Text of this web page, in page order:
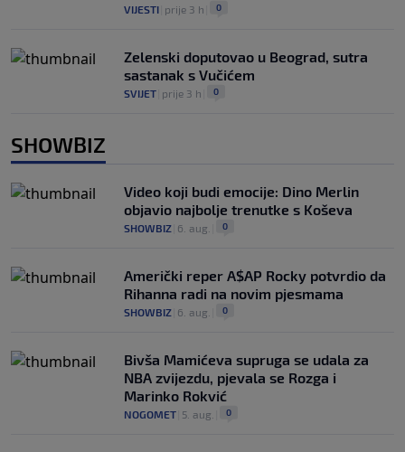
VIJESTI prije 3 h 0
Zelenski doputovao u Beograd, sutra
sastanak s Vučićem
SVIJET prije 3 h 0
SHOWBIZ
Video koji budi emocije: Dino Merlin
objavio najbolje trenutke s Koševa
SHOWBIZ 6. aug. 0
Američki reper A$AP Rocky potvrdio da
Rihanna radi na novim pjesmama
SHOWBIZ 6. aug. 0
Bivša Mamićeva supruga se udala za
NBA zvijezdu, pjevala se Rozga i
Marinko Rokvić
NOGOMET 5. aug. 0